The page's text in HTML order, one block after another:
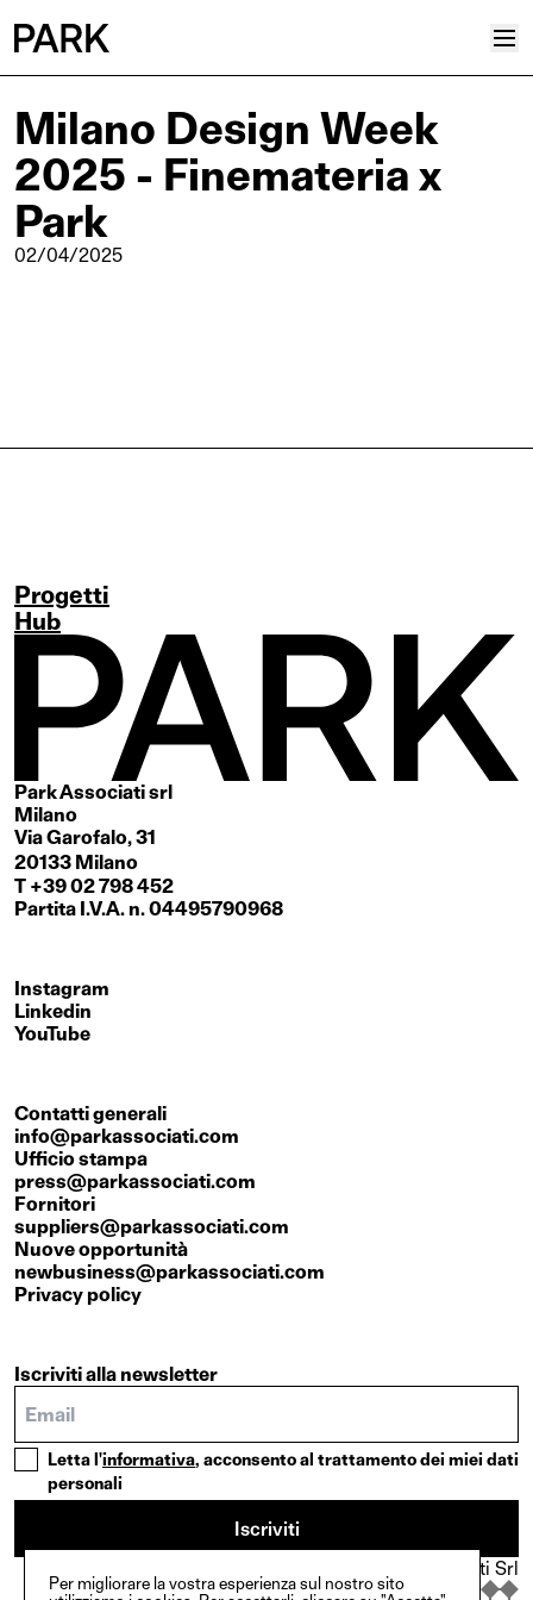
Progetti
Plus
Hub
Reinventing Heritage
Contatti
Milano Design Week
2025 - Finemateria x
Park
02/04/2025
Progetti
Hub
Park Associati srl
Milano
Via Garofalo, 31
20133 Milano
T +39 02 798 452
Partita I.V.A. n. 04495790968
Instagram
Linkedin
YouTube
Contatti generali
info@parkassociati.com
Ufficio stampa
press@parkassociati.com
Fornitori
suppliers@parkassociati.com
Nuove opportunità
newbusiness@parkassociati.com
Privacy policy
Iscriviti alla newsletter
Letta l'informativa, acconsento al trattamento dei miei dati
personali
Iscriviti
© Copyright {2025}. Park Associati Srl
Per migliorare la vostra esperienza sul nostro sito